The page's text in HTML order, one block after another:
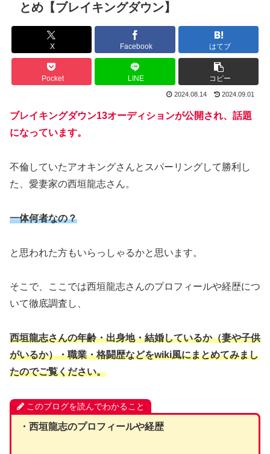
とめ【ブレイキングダウン】
X Facebook はてブ
Pocket LINE コピー
2024.08.14 2024.09.01
ブレイキングダウン13オーディションが公開され、話題
になっています。
不倫していたアオキングさんとスパーリングして勝利し
た、愛妻家の西垣龍志さん。
一体何者なの？
と思われた方もいらっしゃるかと思います。
そこで、ここでは西垣龍志さんのプロフィールや経歴につ
いて徹底調査し、
西垣龍志さんの年齢・出身地・結婚しているか（妻や子供
がいるか）・職業・格闘歴などをwiki風にまとめてみまし
たのでご覧ください。
このブログを読んでわかること
・西垣龍志のプロフィールや経歴